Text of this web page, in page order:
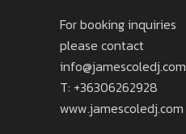
For booking inquiries
please contact
info@jamescoledj.com
T: +36306262928
www.jamescoledj.com